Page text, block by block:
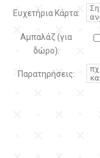
Ευχετήρια Κάρτα:
Αμπαλάζ (για
δώρο):
Παρατηρήσεις: